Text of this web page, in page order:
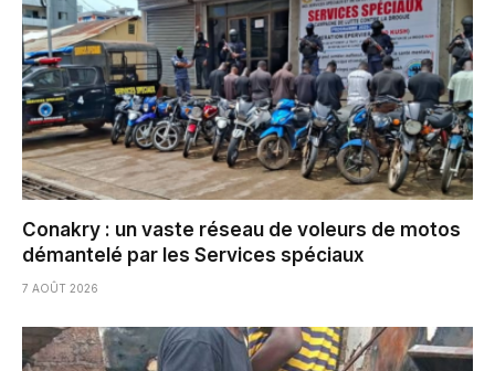
Conakry : un vaste réseau de voleurs de motos
démantelé par les Services spéciaux
7 AOÛT 2026